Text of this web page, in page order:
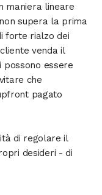
maniera lineare
supera la prima
forte rialzo dei
venda il
essere
che
pagato
di regolare il
desideri - di